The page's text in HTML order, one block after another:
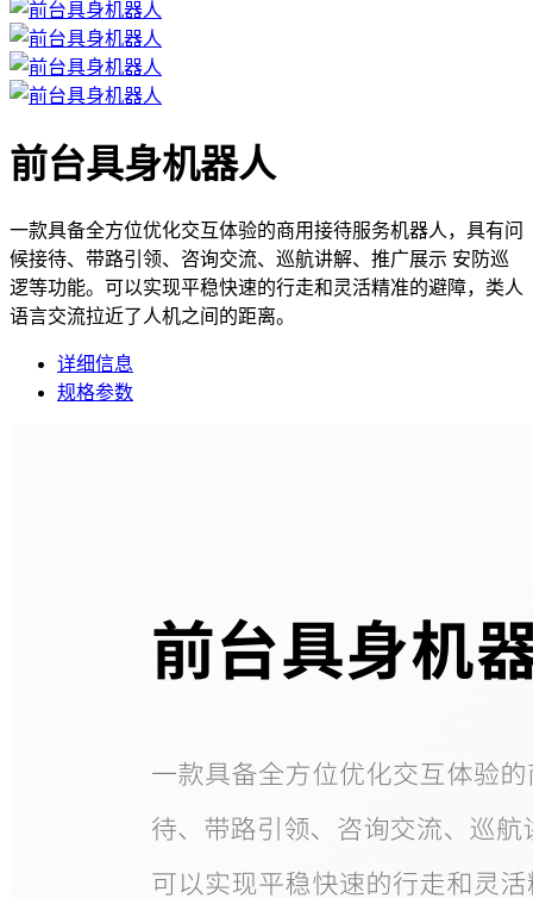
前台具身机器人
一款具备全方位优化交互体验的商用接待服务机器人，具有问
候接待、带路引领、咨询交流、巡航讲解、推广展示 安防巡
逻等功能。可以实现平稳快速的行走和灵活精准的避障，类人
语言交流拉近了人机之间的距离。
详细信息
规格参数